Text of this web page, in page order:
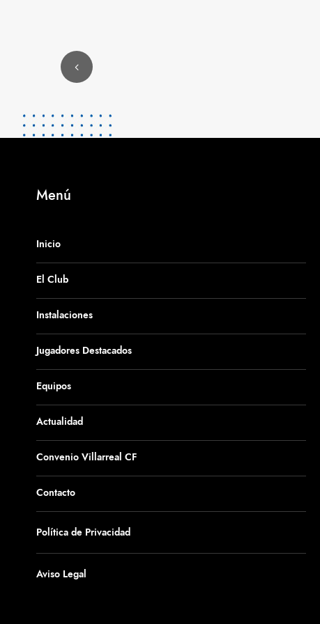
Menú
Inicio
El Club
Instalaciones
Jugadores Destacados
Equipos
Actualidad
Convenio Villarreal CF
Contacto
Política de Privacidad
Aviso Legal